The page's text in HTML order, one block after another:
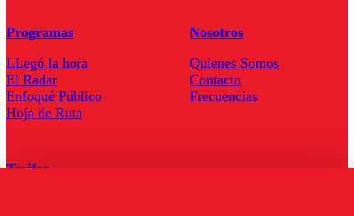
Programas
LLegó la hora
El Radar
Enfoqué Público
Hoja de Ruta
Nosotros
Quienes Somos
Contacto
Frecuencias
Tarifas